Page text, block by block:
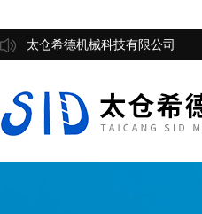
太仓希德机械科技有限公司